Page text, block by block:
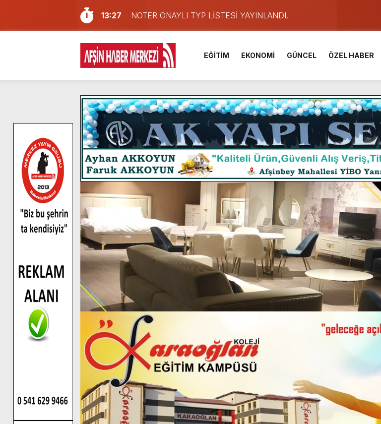
13:27
NOTER ONAYLI TYP LİSTESİ YAYINLANDI.
11:22
KAFUM Fuar Alanı Bulut ve Yavuz’un Ezgileriyle Şenlendi.
8:06
Afşinli bir hemşehrimizin de olduğu Filistin Konvoyu, güçlenerek ilerliyor.
14:05
Madrigal, Perşembe Günü KAFUM’da Sahne Alacak.
7:39
KEDİNİZ Mİ VAR?
7:27
Cumhurbaşkanı Erdoğan, Ayser Çalık Ortaokulu Şehitlerinin Aileleriyle
13:57
Afşin Heyetinden Kaymakam Muammer Sarıdoğan’a Beşikdüzü’nde
10:34
Vatandaşlardan Ağustos Fuarı’na Tam Not.
16:48
Pusula Maraş Kamplarında 2 Bin Genç Doğa ve Bilimle Buluştu.
16:10
Uluslararası Bisiklet Yarışması’nda En Zorlu Etap Tamamlandı.
EĞİTİM EKONOMİ GÜNCEL ÖZEL HABER